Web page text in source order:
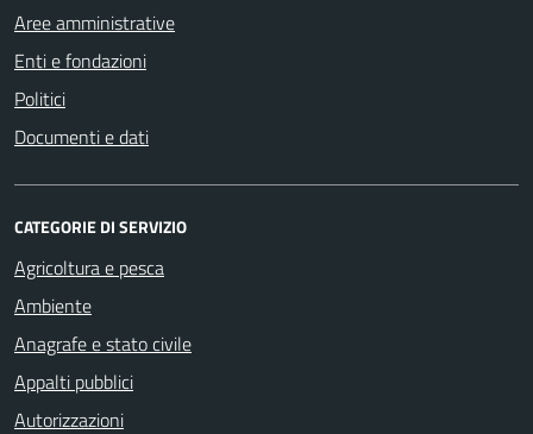
Aree amministrative
Enti e fondazioni
Politici
Documenti e dati
CATEGORIE DI SERVIZIO
Agricoltura e pesca
Ambiente
Anagrafe e stato civile
Appalti pubblici
Autorizzazioni